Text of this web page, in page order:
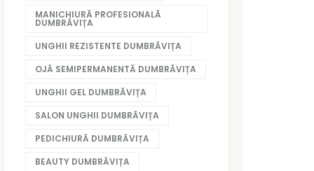
MANICHIURĂ PROFESIONALĂ
DUMBRĂVIȚA
UNGHII REZISTENTE DUMBRĂVIȚA
OJĂ SEMIPERMANENTĂ DUMBRĂVIȚA
UNGHII GEL DUMBRĂVIȚA
SALON UNGHII DUMBRĂVIȚA
PEDICHIURĂ DUMBRĂVIȚA
BEAUTY DUMBRĂVIȚA